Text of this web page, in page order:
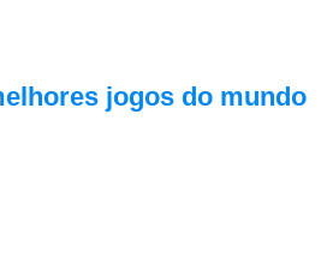
jogos do mundo